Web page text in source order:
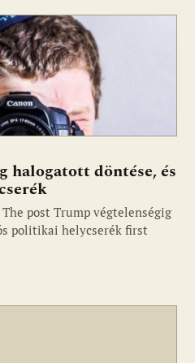
halogatott döntése, és
post Trump végtelenségig
politikai helycserék first